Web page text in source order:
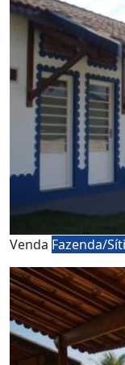
Venda Fazenda/